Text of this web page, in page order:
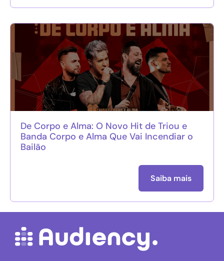
De Corpo e Alma: O Novo Hit de Triou e
Banda Corpo e Alma Que Vai Incendiar o
Bailão
Saiba mais